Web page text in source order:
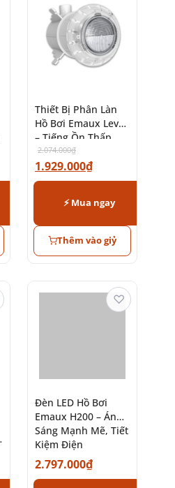
Thiết Bị Phân Làn
Hồ Bơi Emaux Level
– Tiếng Ồn Thấp,
Hiệu Suất Cao
2.074.000₫
1.929.000₫
⚡ Mua ngay
Thêm vào giỷ
Đèn LED Hồ Bơi
Emaux H200 – Ánh
Sáng Mạnh Mẽ, Tiết
Kiệm Điện
2.797.000₫
♡